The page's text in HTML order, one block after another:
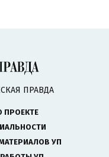
ПРАВДА
ПРОЕКТЕ
УП